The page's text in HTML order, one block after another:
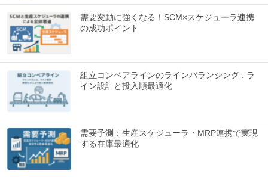
需要変動に強くなる！SCM×スケジューラ連携
の成功ポイント
組立コンベアラインのラインバランシング : ラ
イン設計と投入順最適化
需要予測：生産スケジューラ・MRP連携で実現
する在庫最適化